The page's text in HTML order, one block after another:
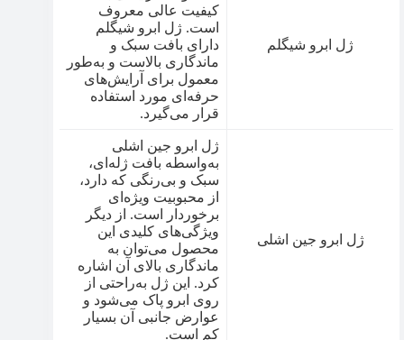
ژل ابرو شیگلم
کیفیت عالی معروف
است. ژل ابرو شیگلم
دارای بافت سبک و
ماندگاری بالاست و به‌طور
معمول برای آرایش‌های
حرفه‌ای مورد استفاده
قرار می‌گیرد.
ژل ابرو جین اشلی
ژل ابرو جین اشلی
به‌واسطه بافت ژله‌ای،
سبک و بی‌رنگی که دارد،
از محبوبیت ویژه‌ای
برخوردار است. از دیگر
ویژگی‌های کلیدی این
محصول می‌توان به
ماندگاری بالای آن اشاره
کرد. این ژل به‌راحتی از
روی ابرو پاک می‌شود و
عوارض جانبی آن بسیار
کم است.